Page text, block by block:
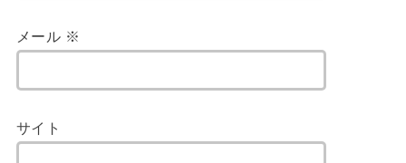
メール ※
サイト